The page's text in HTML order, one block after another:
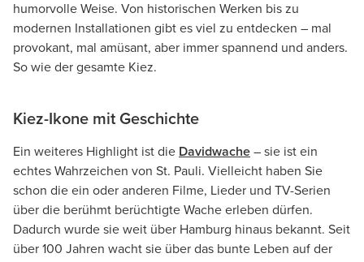
humorvolle Weise. Von historischen Werken bis zu
modernen Installationen gibt es viel zu entdecken – mal
provokant, mal amüsant, aber immer spannend und anders.
So wie der gesamte Kiez.
Kiez-Ikone mit Geschichte
Ein weiteres Highlight ist die Davidwache – sie ist ein
echtes Wahrzeichen von St. Pauli. Vielleicht haben Sie
schon die ein oder anderen Filme, Lieder und TV-Serien
über die berühmt berüchtigte Wache erleben dürfen.
Dadurch wurde sie weit über Hamburg hinaus bekannt. Seit
über 100 Jahren wacht sie über das bunte Leben auf der